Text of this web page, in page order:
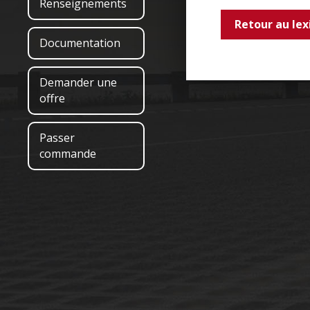
Renseignements
Documentation
Demander une
offre
Passer
commande
Retour au